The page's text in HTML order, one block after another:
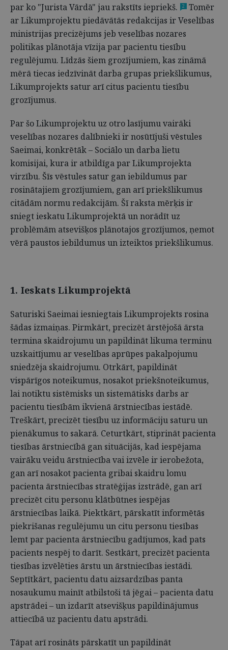
par ko "Jurista Vārdā" jau rakstīts iepriekš.
2
Tomēr
ar Likumprojektu piedāvātās redakcijas ir Veselības
ministrijas precizējums jeb veselības nozares
politikas plānotāja vīzija par pacientu tiesību
regulējumu. Līdzās šiem grozījumiem, kas zināmā
mērā tiecas iedzīvināt darba grupas priekšlikumus,
Likumprojekts satur arī citus pacientu tiesību
grozījumus.
Par šo Likumprojektu uz otro lasījumu vairāki
veselības nozares dalībnieki ir nosūtījuši vēstules
Saeimai, konkrētāk – Sociālo un darba lietu
komisijai, kura ir atbildīga par Likumprojekta
virzību. Šīs vēstules satur gan iebildumus par
rosinātajiem grozījumiem, gan arī priekšlikumus
citādām normu redakcijām. Šī raksta mērķis ir
sniegt ieskatu Likumprojektā un norādīt uz
problēmām atsevišķos plānotajos grozījumos, ņemot
vērā paustos iebildumus un izteiktos priekšlikumus.
1. Ieskats Likumprojektā
Saturiski Saeimai iesniegtais Likumprojekts rosina
šādas izmaiņas. Pirmkārt, precizēt ārstējošā ārsta
termina skaidrojumu un papildināt likuma terminu
uzskaitījumu ar veselības aprūpes pakalpojumu
sniedzēja skaidrojumu. Otrkārt, papildināt
vispārīgos noteikumus, nosakot priekšnoteikumus,
lai notiktu sistēmisks un sistemātisks darbs ar
pacientu tiesībām ikvienā ārstniecības iestādē.
Treškārt, precizēt tiesību uz informāciju saturu un
pienākumus to sakarā. Ceturtkārt, stiprināt pacienta
tiesības ārstniecībā gan situācijās, kad iespējama
vairāku veidu ārstniecība vai izvēle ir ierobežota,
gan arī nosakot pacienta gribai skaidru lomu
pacienta ārstniecības stratēģijas izstrādē, gan arī
precizēt citu personu klātbūtnes iespējas
ārstniecības laikā. Piektkārt, pārskatīt informētās
piekrišanas regulējumu un citu personu tiesības
lemt par pacienta ārstniecību gadījumos, kad pats
pacients nespēj to darīt. Sestkārt, precizēt pacienta
tiesības izvēlēties ārstu un ārstniecības iestādi.
Septītkārt, pacientu datu aizsardzības panta
nosaukumu mainīt atbilstoši tā jēgai – pacienta datu
apstrādei – un izdarīt atsevišķus papildinājumus
attiecībā uz pacientu datu apstrādi.
Tāpat arī rosināts pārskatīt un papildināt